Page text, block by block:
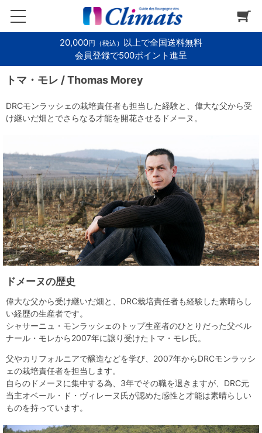
20,000円（税込） 以上で全国送料無料
会員登録で500ポイント進呈
トマ・モレ / Thomas Morey
DRCモンラッシェの栽培責任者も担当した経験と、偉大な父から受
け継いだ畑とでさらなる才能を開花させるドメーヌ。
ドメーヌの歴史
偉大な父から受け継いだ畑と、DRC栽培責任者も経験した素晴らし
い経歴の生産者です。
シャサーニュ・モンラッシェのトップ生産者のひとりだった父ベル
ナール・モレから2007年に譲り受けたトマ・モレ氏。
父やカリフォルニアで醸造などを学び、2007年からDRCモンラッシ
ェの栽培責任者を担当します。
自らのドメーヌに集中する為、3年でその職を退きますが、DRC元
当主オベール・ド・ヴィレーヌ氏が認めた感性と才能は素晴らしい
ものを持っています。